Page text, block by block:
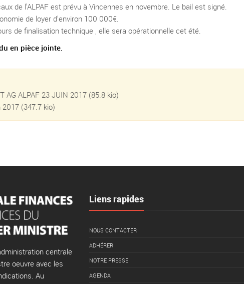
de l’ALPAF est prévu à Vincennes en novembre. Le bail est signé.
de loyer d’environ 100 000€.
de finalisation technique , elle sera opérationnelle cet été.
en pièce jointe.
AG ALPAF 23 JUIN 2017 (85.8 kio)
2017 (347.7 kio)
centrale
oeuvre avec les
Au
Liens rapides
NOUS CONTACTER
ADHÉRER
NOTRE PRESSE
AGENDA